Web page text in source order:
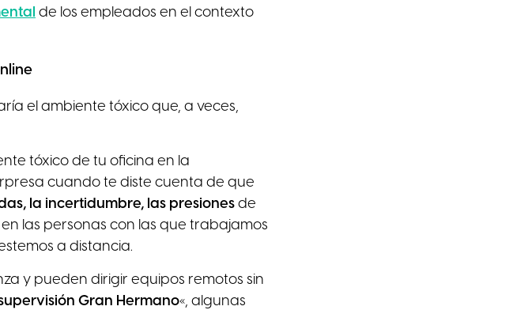
de los empleados en el contexto
el ambiente tóxico que, a veces,
tóxico de tu oficina en la
cuando te diste cuenta de que
la incertidumbre, las presiones de
en las personas con las que trabajamos
a distancia.
y pueden dirigir equipos remotos sin
Gran Hermano«, algunas